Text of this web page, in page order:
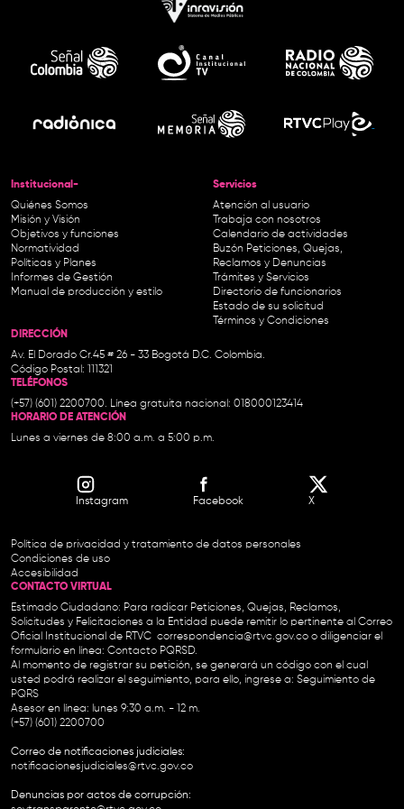
Institucional-
Quiénes Somos
Misión y Visión
Objetivos y funciones
Normatividad
Políticas y Planes
Informes de Gestión
Manual de producción y estilo
Servicios
Atención al usuario
Trabaja con nosotros
Calendario de actividades
Buzón Peticiones, Quejas,
Reclamos y Denuncias
Trámites y Servicios
Directorio de funcionarios
Estado de su solicitud
Términos y Condiciones
DIRECCIÓN
Av. El Dorado Cr.45 # 26 - 33 Bogotá D.C. Colombia.
Código Postal: 111321
TELÉFONOS
(+57) (601) 2200700. Línea gratuita nacional: 018000123414
HORARIO DE ATENCIÓN
Lunes a viernes de 8:00 a.m. a 5:00 p.m.
Instagram Facebook X
Política de privacidad y tratamiento de datos personales
Condiciones de uso
Accesibilidad
CONTACTO VIRTUAL
Estimado Ciudadano: Para radicar Peticiones, Quejas, Reclamos,
Solicitudes y Felicitaciones a la Entidad puede remitir lo pertinente al Correo
Oficial Institucional de RTVC correspondencia@rtvc.gov.co o diligenciar el
formulario en línea: Contacto PQRSD.
Al momento de registrar su petición, se generará un código con el cual
usted podrá realizar el seguimiento, para ello, ingrese a: Seguimiento de
PQRS
Asesor en línea: lunes 9:30 a.m. - 12 m.
(+57) (601) 2200700
Correo de notificaciones judiciales:
notificacionesjudiciales@rtvc.gov.co
Denuncias por actos de corrupción: